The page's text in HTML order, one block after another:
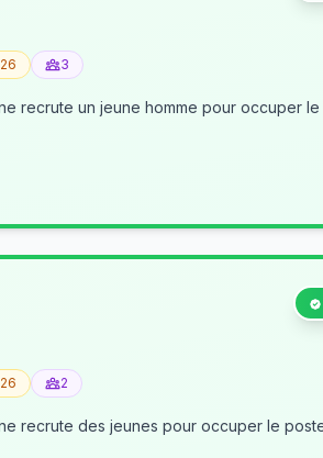
3
recrute un jeune homme pour occuper
2
d’agent de